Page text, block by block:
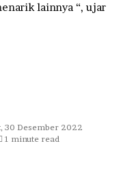
lainnya “, ujar
30 Desember 2022
1 minute read